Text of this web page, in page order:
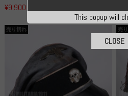
¥9,900
売り切れ 売
This popup will
CLOSE